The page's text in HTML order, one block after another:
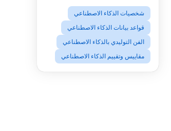
شخصيات الذكاء الاصطناعي
قواعد بيانات الذكاء الاصطناعي
الفن التوليدي بالذكاء الاصطناعي
مقاييس وتقييم الذكاء الاصطناعي
LinkedIn
Pinterest
Snapchat